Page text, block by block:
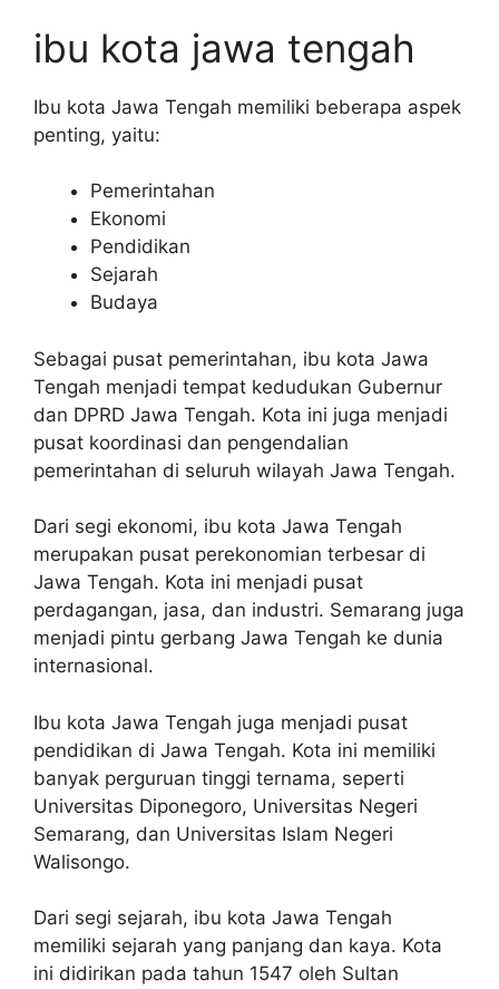
ibu kota jawa tengah
Ibu kota Jawa Tengah memiliki beberapa aspek
penting, yaitu:
Pemerintahan
Ekonomi
Pendidikan
Sejarah
Budaya
Sebagai pusat pemerintahan, ibu kota Jawa
Tengah menjadi tempat kedudukan Gubernur
dan DPRD Jawa Tengah. Kota ini juga menjadi
pusat koordinasi dan pengendalian
pemerintahan di seluruh wilayah Jawa Tengah.
Dari segi ekonomi, ibu kota Jawa Tengah
merupakan pusat perekonomian terbesar di
Jawa Tengah. Kota ini menjadi pusat
perdagangan, jasa, dan industri. Semarang juga
menjadi pintu gerbang Jawa Tengah ke dunia
internasional.
Ibu kota Jawa Tengah juga menjadi pusat
pendidikan di Jawa Tengah. Kota ini memiliki
banyak perguruan tinggi ternama, seperti
Universitas Diponegoro, Universitas Negeri
Semarang, dan Universitas Islam Negeri
Walisongo.
Dari segi sejarah, ibu kota Jawa Tengah
memiliki sejarah yang panjang dan kaya. Kota
ini didirikan pada tahun 1547 oleh Sultan